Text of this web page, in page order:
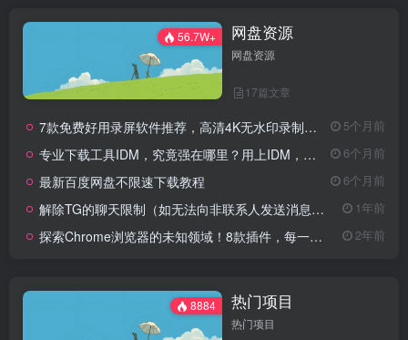
56.7W+ 网盘资源
网盘资源
17篇文章
7款免费好用录屏软件推荐，高清4K无水印录制，主播UP主都在用的录屏软件 5个月前
专业下载工具IDM，究竟强在哪里？用上IDM，体验飞一般的感觉！ 6个月前
最新百度网盘不限速下载教程 6个月前
解除TG的聊天限制（如无法向非联系人发送消息、群组发言受限等） 1年前
探索Chrome浏览器的未知领域！8款插件，每一个都是你浏览的必备良伴！ 2年前
8884 热门项目
热门项目